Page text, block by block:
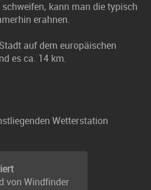
kann man die typisch
erahnen.
auf dem europäischen
es ca. 14 km.
Wetterstation
von Windfinder